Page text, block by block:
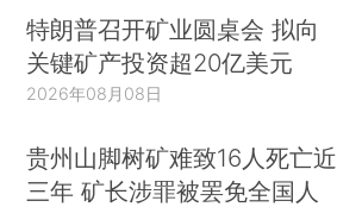
特朗普召开矿业圆桌会 拟向
关键矿产投资超20亿美元
2026年08月08日
贵州山脚树矿难致16人死亡近
三年 矿长涉罪被罢免全国人